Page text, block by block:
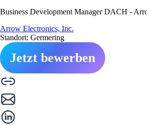
Business Development Manager DACH -
Arrow Electronics, Inc.
Standort: Germering
Jetzt bewerben